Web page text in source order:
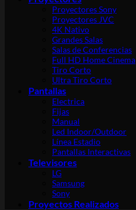
Proyectores Sony
Proyectores JVC
4K Nativo
Grandes Salas
Salas de Conferencias
Full HD Home Cinema
Tiro Corto
Ultra Tiro Corto
Pantallas
Electrica
Fijas
Manual
Led Indoor/Outdoor
Línea Estadio
Pantallas Interactivas
Televisores
LG
Samsung
Sony
Proyectos Realizados